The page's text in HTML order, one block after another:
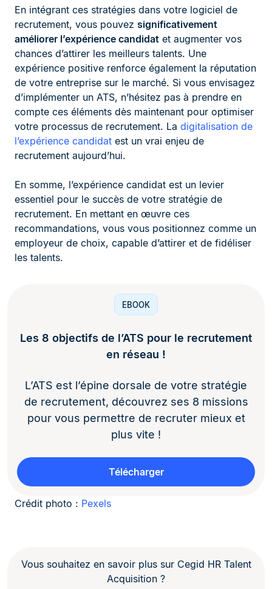
En intégrant ces stratégies dans votre logiciel de
recrutement, vous pouvez significativement
améliorer l’expérience candidat et augmenter vos
chances d’attirer les meilleurs talents. Une
expérience positive renforce également la réputation
de votre entreprise sur le marché. Si vous envisagez
d’implémenter un ATS, n’hésitez pas à prendre en
compte ces éléments dès maintenant pour optimiser
votre processus de recrutement. La digitalisation de
l’expérience candidat est un vrai enjeu de
recrutement aujourd’hui.
En somme, l’expérience candidat est un levier
essentiel pour le succès de votre stratégie de
recrutement. En mettant en œuvre ces
recommandations, vous vous positionnez comme un
employeur de choix, capable d’attirer et de fidéliser
les talents.
EBOOK
Les 8 objectifs de l’ATS pour le recrutement
en réseau !
L’ATS est l’épine dorsale de votre stratégie
de recrutement, découvrez ses 8 missions
pour vous permettre de recruter mieux et
plus vite !
Télécharger
Crédit photo : Pexels
Vous souhaitez en savoir plus sur Cegid HR Talent
Acquisition ?